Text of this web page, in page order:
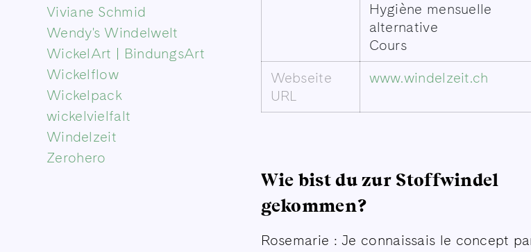
Viviane Schmid
Wendy's Windelwelt
WickelArt | BindungsArt
Wickelflow
Wickelpack
wickelvielfalt
Windelzeit
Zerohero
Hygiène mensuelle
alternative
Cours
Webseite
URL
www.windelzeit.ch
Wie bist du zur Stoffwindel
gekommen?
Rosemarie : Je connaissais le concept